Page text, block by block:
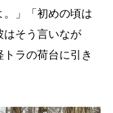
。」「初めの頃は
はそう言いなが
ラの荷台に引き